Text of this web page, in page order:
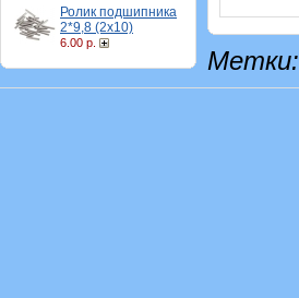
Ролик подшипника
2*9,8 (2х10)
6.00 р.
Метки: